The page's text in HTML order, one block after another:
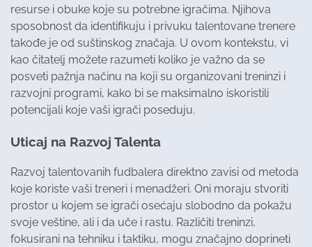
resurse i obuke koje su potrebne igračima. Njihova
sposobnost da identifikuju i privuku talentovane trenere
takođe je od suštinskog značaja. U ovom kontekstu, vi
kao čitatelj možete razumeti koliko je važno da se
posveti pažnja načinu na koji su organizovani treninzi i
razvojni programi, kako bi se maksimalno iskoristili
potencijali koje vaši igrači poseduju.
Uticaj na Razvoj Talenta
Razvoj talentovanih fudbalera direktno zavisi od metoda
koje koriste vaši treneri i menadžeri. Oni moraju stvoriti
prostor u kojem se igrači osećaju slobodno da pokažu
svoje veštine, ali i da uče i rastu. Različiti treninzi,
fokusirani na tehniku i taktiku, mogu značajno doprineti